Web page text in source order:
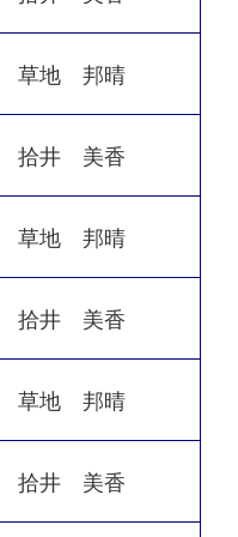
草地 邦晴
拾井 美香
草地 邦晴
拾井 美香
草地 邦晴
拾井 美香